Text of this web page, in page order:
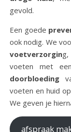
gevold.
Een goede
ook nodig. We
voetverzorgin
voeten met
doorbloeding
voeten en huid
We geven je
afspraak